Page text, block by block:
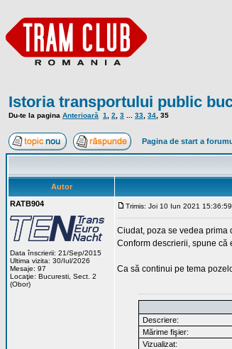
Istoria transportului public
Du-te la pagina Anterioară 1 2 3 33 34 35
Pagina de start a
Autor
RATB904
Data înscrierii: 21/Sep/2015
Ultima vizita: 30/Iul/2026
Mesaje: 97
Locaţie: Bucuresti, Sect. 2
(Obor)
Trimis: Joi 10 Iun 2021 15:36:59
Ciudat, poza se vedea prima
Conform descrierii, spune că
Ca să continui pe tema
Descriere:
Mărime fişier:
Vizualizat: